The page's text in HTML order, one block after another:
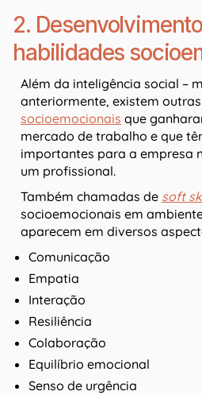
2.
habilidades
Além da inteligência social –
anteriormente, existem outras
socioemocionais que
mercado de trabalho e que
importantes para a empresa
um profissional.
Também chamadas de soft
socioemocionais em
aparecem em diversos
Comunicação
Empatia
Interação
Resiliência
Colaboração
Equilíbrio emocional
Senso de urgência